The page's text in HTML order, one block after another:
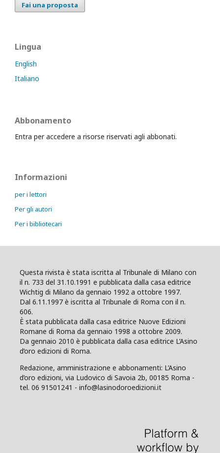
Fai una proposta
Lingua
English
Italiano
Abbonamento
Entra per accedere a risorse riservati agli abbonati.
Informazioni
per i lettori
Per gli autori
Per i bibliotecari
Questa rivista è stata iscritta al Tribunale di Milano con
il n. 733 del 31.10.1991 e pubblicata dalla casa editrice
Wichtig di Milano da gennaio 1992 a ottobre 1997.
Dal 6.11.1997 è iscritta al Tribunale di Roma con il n.
606.
È stata pubblicata dalla casa editrice Nuove Edizioni
Romane di Roma da gennaio 1998 a ottobre 2009.
Da gennaio 2010 è pubblicata dalla casa editrice L’Asino
d’oro edizioni di Roma.
Redazione, amministrazione e abbonamenti: L’Asino
d’oro edizioni, via Ludovico di Savoia 2b, 00185 Roma -
tel. 06 91501241 - info@lasinodoroedizioni.it